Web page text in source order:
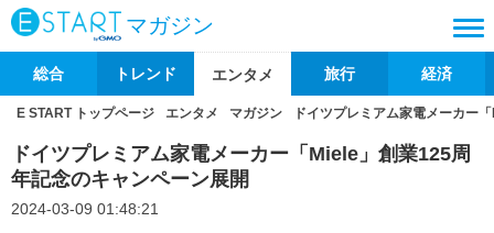
マガジン
総合 トレンド エンタメ 旅行 経済
E START トップページ エンタメ マガジン ドイツプレミアム家電メーカー
ドイツプレミアム家電メーカー「Miele」創業125周
年記念のキャンペーン展開
2024-03-09 01:48:21